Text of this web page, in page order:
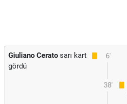
6'
Giuliano Cerato sarı kart
gördü
38'